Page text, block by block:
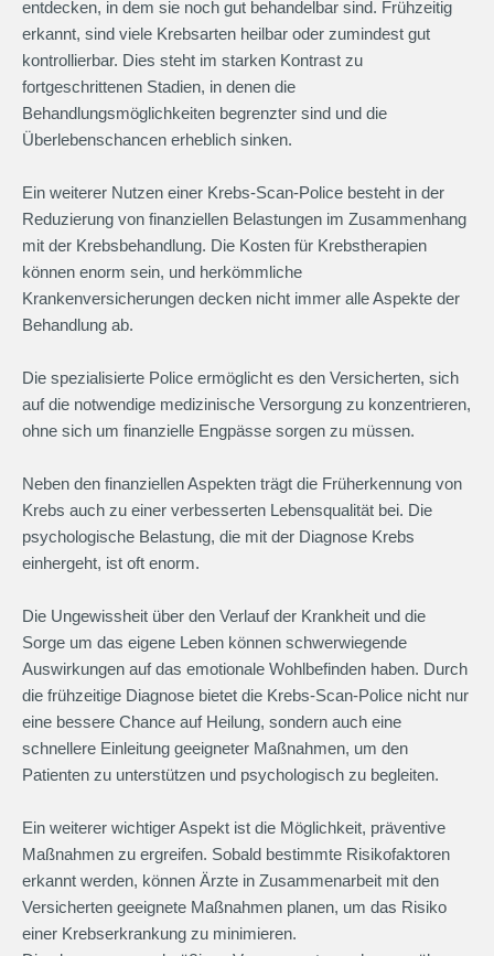
entdecken, in dem sie noch gut behandelbar sind. Frühzeitig
erkannt, sind viele Krebsarten heilbar oder zumindest gut
kontrollierbar. Dies steht im starken Kontrast zu
fortgeschrittenen Stadien, in denen die
Behandlungsmöglichkeiten begrenzter sind und die
Überlebenschancen erheblich sinken.
Ein weiterer Nutzen einer Krebs-Scan-Police besteht in der
Reduzierung von finanziellen Belastungen im Zusammenhang
mit der Krebsbehandlung. Die Kosten für Krebstherapien
können enorm sein, und herkömmliche
Krankenversicherungen decken nicht immer alle Aspekte der
Behandlung ab.
Die spezialisierte Police ermöglicht es den Versicherten, sich
auf die notwendige medizinische Versorgung zu konzentrieren,
ohne sich um finanzielle Engpässe sorgen zu müssen.
Neben den finanziellen Aspekten trägt die Früherkennung von
Krebs auch zu einer verbesserten Lebensqualität bei. Die
psychologische Belastung, die mit der Diagnose Krebs
einhergeht, ist oft enorm.
Die Ungewissheit über den Verlauf der Krankheit und die
Sorge um das eigene Leben können schwerwiegende
Auswirkungen auf das emotionale Wohlbefinden haben. Durch
die frühzeitige Diagnose bietet die Krebs-Scan-Police nicht nur
eine bessere Chance auf Heilung, sondern auch eine
schnellere Einleitung geeigneter Maßnahmen, um den
Patienten zu unterstützen und psychologisch zu begleiten.
Ein weiterer wichtiger Aspekt ist die Möglichkeit, präventive
Maßnahmen zu ergreifen. Sobald bestimmte Risikofaktoren
erkannt werden, können Ärzte in Zusammenarbeit mit den
Versicherten geeignete Maßnahmen planen, um das Risiko
einer Krebserkrankung zu minimieren.